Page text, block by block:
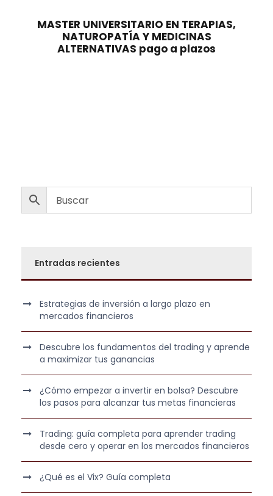
MASTER UNIVERSITARIO EN TERAPIAS,
NATUROPATÍA Y MEDICINAS
ALTERNATIVAS pago a plazos
Entradas recientes
Estrategias de inversión a largo plazo en
mercados financieros
Descubre los fundamentos del trading y aprende
a maximizar tus ganancias
¿Cómo empezar a invertir en bolsa? Descubre
los pasos para alcanzar tus metas financieras
Trading: guía completa para aprender trading
desde cero y operar en los mercados financieros
¿Qué es el Vix? Guía completa